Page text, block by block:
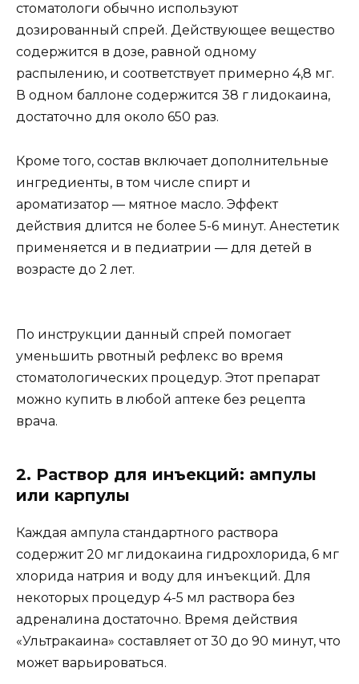
стоматологи обычно используют
дозированный спрей. Действующее вещество
содержится в дозе, равной одному
распылению, и соответствует примерно 4,8 мг.
В одном баллоне содержится 38 г лидокаина,
достаточно для около 650 раз.
Кроме того, состав включает дополнительные
ингредиенты, в том числе спирт и
ароматизатор — мятное масло. Эффект
действия длится не более 5-6 минут. Анестетик
применяется и в педиатрии — для детей в
возрасте до 2 лет.
По инструкции данный спрей помогает
уменьшить рвотный рефлекс во время
стоматологических процедур. Этот препарат
можно купить в любой аптеке без рецепта
врача.
2. Раствор для инъекций: ампулы
или карпулы
Каждая ампула стандартного раствора
содержит 20 мг лидокаина гидрохлорида, 6 мг
хлорида натрия и воду для инъекций. Для
некоторых процедур 4-5 мл раствора без
адреналина достаточно. Время действия
«Ультракаина» составляет от 30 до 90 минут, что
может варьироваться.